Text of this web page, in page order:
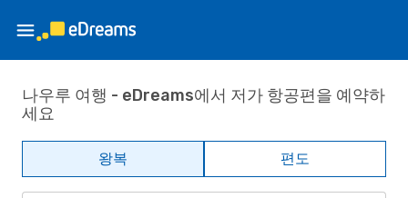
나우루 여행 - eDreams에서 저가 항공편을 예약하
세요
왕복 편도